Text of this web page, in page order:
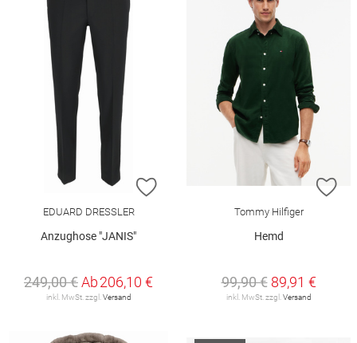
ZUR WUNSCHLISTE HINZUFÜGEN
EDUARD DRESSLER
Anzughose "JANIS"
249,00 €Ab206,10 €
inkl. MwSt. zzgl. Versand
Tommy Hilfiger
Hemd
99,90 € 89,91 €
inkl. MwSt. zzgl. Versand